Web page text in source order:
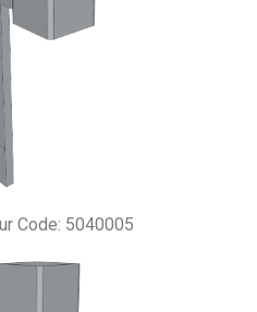
Code: 5040005